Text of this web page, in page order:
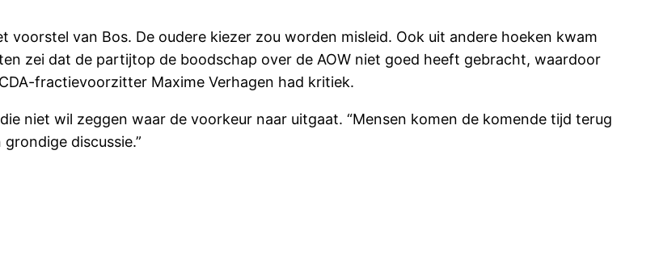
van Bos. De oudere kiezer zou worden misleid. Ook uit andere hoeken kwam
zei dat de partijtop de boodschap over de AOW niet goed heeft gebracht, waardoor
fractievoorzitter Maxime Verhagen had kritiek.
niet wil zeggen waar de voorkeur naar uitgaat. “Mensen komen de komende tijd terug
discussie.”